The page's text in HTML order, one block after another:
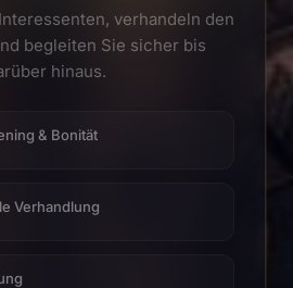
verhandeln den
begleiten Sie sicher bis
hinaus.
& Bonität
Verhandlung